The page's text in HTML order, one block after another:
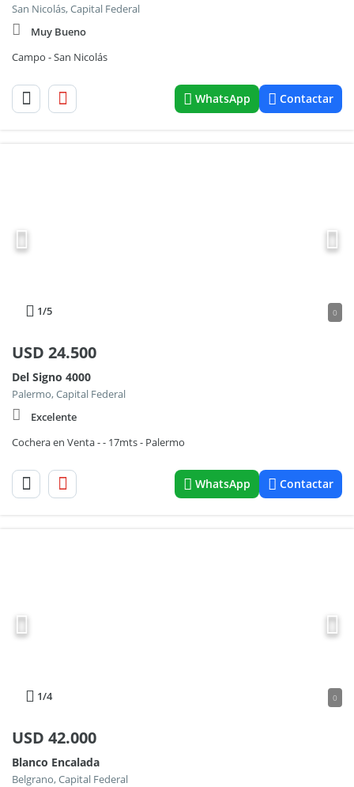
San Nicolás, Capital Federal
Muy Bueno
Campo - San Nicolás
WhatsApp Contactar
1/5 0
USD 24.500
Del Signo 4000
Palermo, Capital Federal
Excelente
Cochera en Venta - - 17mts - Palermo
WhatsApp Contactar
1/4 0
USD 42.000
Blanco Encalada
Belgrano, Capital Federal